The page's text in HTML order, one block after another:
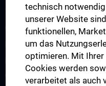
Teaching Library
Open Access Publizieren
Remote Access
Plagiatsprüfung
Weitere Services
technisch
unserer Website
funktionellen,
um das
optimieren. Mit Ihrer
Cookies werden
verarbeitet als auch